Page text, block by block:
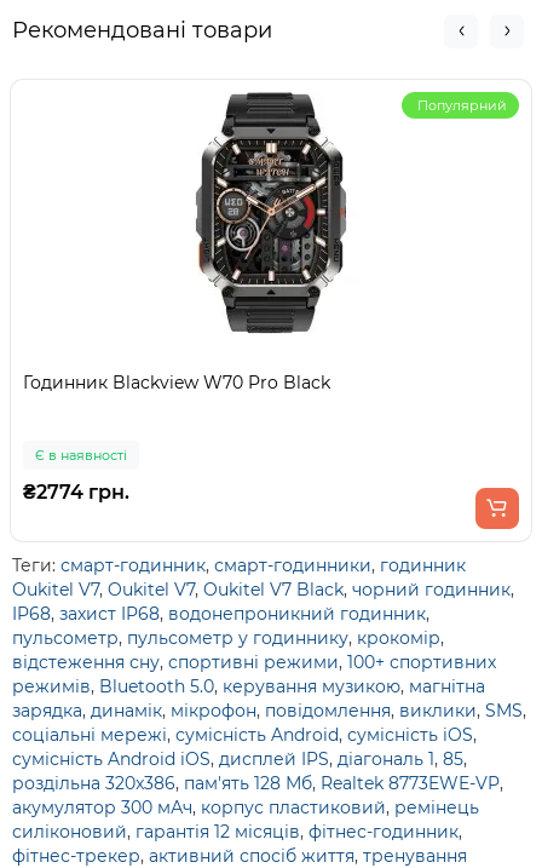
Рекомендовані товари
Популярний
Годинник Blackview W70 Pro Black
Є в наявності
₴2774 грн.
Теги: смарт-годинник, смарт-годинники, годинник
Oukitel V7, Oukitel V7, Oukitel V7 Black, чорний годинник,
IP68, захист IP68, водонепроникний годинник,
пульсометр, пульсометр у годиннику, крокомір,
відстеження сну, спортивні режими, 100+ спортивних
режимів, Bluetooth 5.0, керування музикою, магнітна
зарядка, динамік, мікрофон, повідомлення, виклики, SMS,
соціальні мережі, сумісність Android, сумісність iOS,
сумісність Android iOS, дисплей IPS, діагональ 1, 85,
роздільна 320x386, пам'ять 128 Мб, Realtek 8773EWE-VP,
акумулятор 300 мАч, корпус пластиковий, ремінець
силіконовий, гарантія 12 місяців, фітнес-годинник,
фітнес-трекер, активний спосіб життя, тренування